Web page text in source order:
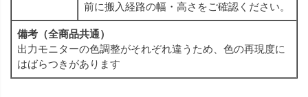
前に搬入経路の幅・高さをご確認ください。
備考（全商品共通）
出力モニターの色調整がそれぞれ違うため、色の再現度に
はばらつきがあります